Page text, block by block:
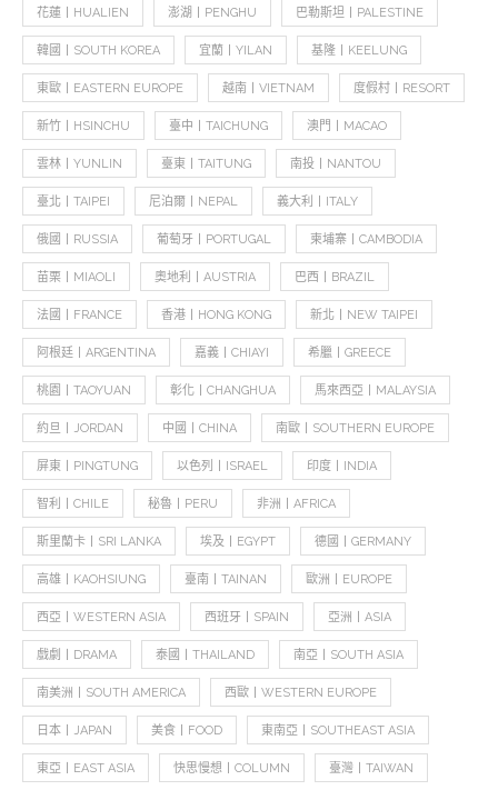
花蓮丨HUALIEN 澎湖丨PENGHU 巴勒斯坦丨PALESTINE
韓國丨SOUTH KOREA 宜蘭丨YILAN 基隆丨KEELUNG
東歐丨EASTERN EUROPE 越南丨VIETNAM 度假村丨RESORT
新竹丨HSINCHU 臺中丨TAICHUNG 澳門丨MACAO
雲林丨YUNLIN 臺東丨TAITUNG 南投丨NANTOU
臺北丨TAIPEI 尼泊爾丨NEPAL 義大利丨ITALY
俄國丨RUSSIA 葡萄牙丨PORTUGAL 柬埔寨丨CAMBODIA
苗栗丨MIAOLI 奧地利丨AUSTRIA 巴西丨BRAZIL
法國丨FRANCE 香港丨HONG KONG 新北丨NEW TAIPEI
阿根廷丨ARGENTINA 嘉義丨CHIAYI 希臘丨GREECE
桃園丨TAOYUAN 彰化丨CHANGHUA 馬來西亞丨MALAYSIA
約旦丨JORDAN 中國丨CHINA 南歐丨SOUTHERN EUROPE
屏東丨PINGTUNG 以色列丨ISRAEL 印度丨INDIA
智利丨CHILE 秘魯丨PERU 非洲丨AFRICA
斯里蘭卡丨SRI LANKA 埃及丨EGYPT 德國丨GERMANY
高雄丨KAOHSIUNG 臺南丨TAINAN 歐洲丨EUROPE
西亞丨WESTERN ASIA 西班牙丨SPAIN 亞洲丨ASIA
戲劇丨DRAMA 泰國丨THAILAND 南亞丨SOUTH ASIA
南美洲丨SOUTH AMERICA 西歐丨WESTERN EUROPE
日本丨JAPAN 美食丨FOOD 東南亞丨SOUTHEAST ASIA
東亞丨EAST ASIA 快思慢想丨COLUMN 臺灣丨TAIWAN